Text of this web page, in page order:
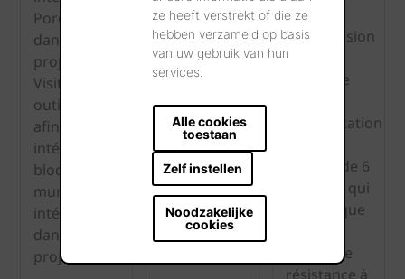
ze heeft verstrekt of die ze
hebben verzameld op basis
van uw gebruik van hun
services.
Alle cookies
toestaan
Zelf instellen
Noodzakelijke
cookies
Porotherm
dans votre
projet BIM?
Visitez notre
outil BIM
afin d'
intégrer le
bloc pour
murs
intérieurs
dans votre
projet BIM.
compression
sur base du
bloc pour
murs
sélectionné,
du type de
mortier et
de la classe
d'exécution.
la
compression
ou NRd
constitue
interprétation
l’Eurocode 6
(EC6). Ce qui
signifie que
calculs de
résistance à